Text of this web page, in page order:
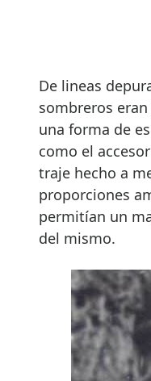
De lineas
sombreros
una forma de
como el
traje hecho a
proporciones
permitían un
del mismo.